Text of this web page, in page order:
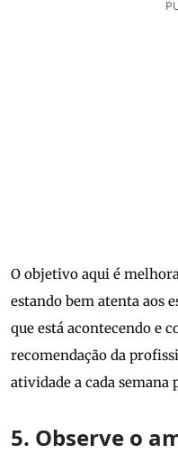
O objetivo aqui é
estando bem atenta aos
que está acontecendo e
recomendação da
atividade a cada semana
5. Observe o